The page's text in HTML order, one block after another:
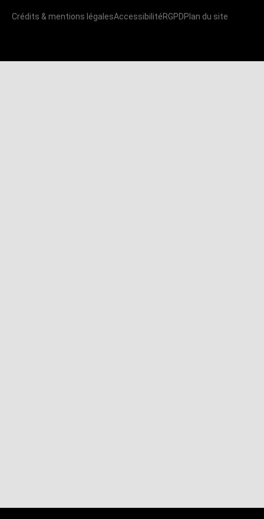
Crédits & mentions légalesAccessibilitéRGPDPlan du site